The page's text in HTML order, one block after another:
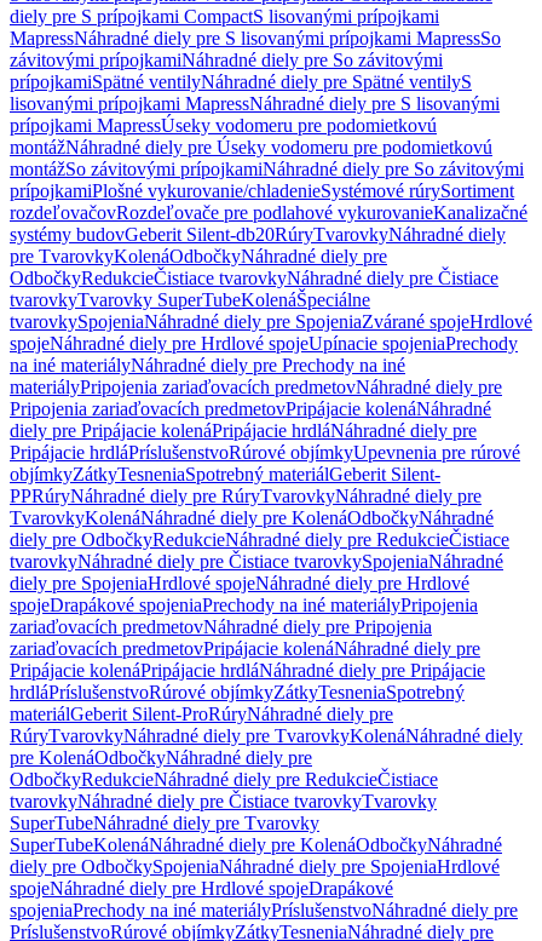
diely pre S prípojkami CompactS lisovanými prípojkami
MapressNáhradné diely pre S lisovanými prípojkami MapressSo
závitovými prípojkamiNáhradné diely pre So závitovými
prípojkamiSpätné ventilyNáhradné diely pre Spätné ventilyS
lisovanými prípojkami MapressNáhradné diely pre S lisovanými
prípojkami MapressÚseky vodomeru pre podomietkovú
montážNáhradné diely pre Úseky vodomeru pre podomietkovú
montážSo závitovými prípojkamiNáhradné diely pre So závitovými
prípojkamiPlošné vykurovanie/chladenieSystémové rúrySortiment
rozdeľovačovRozdeľovače pre podlahové vykurovanieKanalizačné
systémy budovGeberit Silent-db20RúryTvarovkyNáhradné diely
pre TvarovkyKolenáOdbočkyNáhradné diely pre
OdbočkyRedukcieČistiace tvarovkyNáhradné diely pre Čistiace
tvarovkyTvarovky SuperTubeKolenáŠpeciálne
tvarovkySpojeniaNáhradné diely pre SpojeniaZvárané spojeHrdlové
spojeNáhradné diely pre Hrdlové spojeUpínacie spojeniaPrechody
na iné materiályNáhradné diely pre Prechody na iné
materiályPripojenia zariaďovacích predmetovNáhradné diely pre
Pripojenia zariaďovacích predmetovPripájacie kolenáNáhradné
diely pre Pripájacie kolenáPripájacie hrdláNáhradné diely pre
Pripájacie hrdláPríslušenstvoRúrové objímkyUpevnenia pre rúrové
objímkyZátkyTesneniaSpotrebný materiálGeberit Silent-
PPRúryNáhradné diely pre RúryTvarovkyNáhradné diely pre
TvarovkyKolenáNáhradné diely pre KolenáOdbočkyNáhradné
diely pre OdbočkyRedukcieNáhradné diely pre RedukcieČistiace
tvarovkyNáhradné diely pre Čistiace tvarovkySpojeniaNáhradné
diely pre SpojeniaHrdlové spojeNáhradné diely pre Hrdlové
spojeDrapákové spojeniaPrechody na iné materiályPripojenia
zariaďovacích predmetovNáhradné diely pre Pripojenia
zariaďovacích predmetovPripájacie kolenáNáhradné diely pre
Pripájacie kolenáPripájacie hrdláNáhradné diely pre Pripájacie
hrdláPríslušenstvoRúrové objímkyZátkyTesneniaSpotrebný
materiálGeberit Silent-ProRúryNáhradné diely pre
RúryTvarovkyNáhradné diely pre TvarovkyKolenáNáhradné diely
pre KolenáOdbočkyNáhradné diely pre
OdbočkyRedukcieNáhradné diely pre RedukcieČistiace
tvarovkyNáhradné diely pre Čistiace tvarovkyTvarovky
SuperTubeNáhradné diely pre Tvarovky
SuperTubeKolenáNáhradné diely pre KolenáOdbočkyNáhradné
diely pre OdbočkySpojeniaNáhradné diely pre SpojeniaHrdlové
spojeNáhradné diely pre Hrdlové spojeDrapákové
spojeniaPrechody na iné materiályPríslušenstvoNáhradné diely pre
PríslušenstvoRúrové objímkyZátkyTesneniaNáhradné diely pre